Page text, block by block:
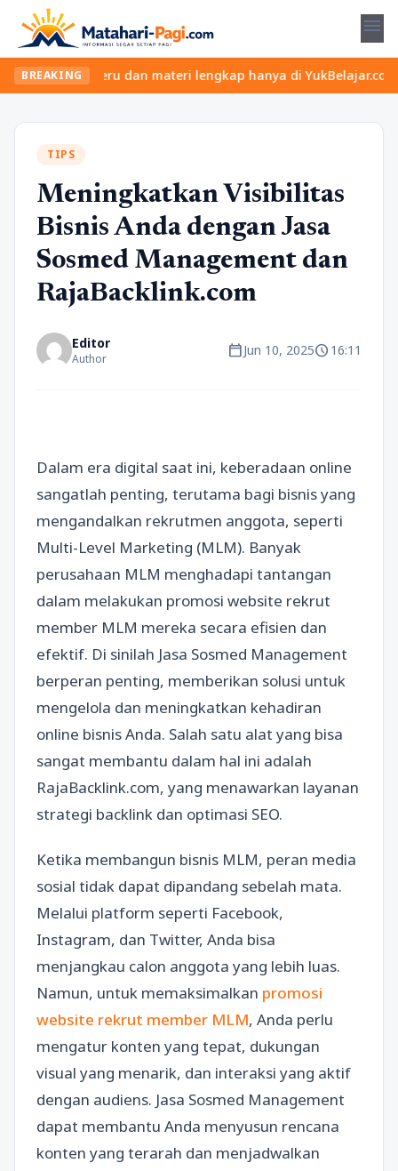
menu
BREAKING
seru dan materi lengkap hanya di YukBelajar.com.
TIPS
Meningkatkan Visibilitas
Bisnis Anda dengan Jasa
Sosmed Management dan
RajaBacklink.com
Editor
Author calendar_todayJun 10, 2025schedule16:11
Dalam era digital saat ini, keberadaan online
sangatlah penting, terutama bagi bisnis yang
mengandalkan rekrutmen anggota, seperti
Multi-Level Marketing (MLM). Banyak
perusahaan MLM menghadapi tantangan
dalam melakukan promosi website rekrut
member MLM mereka secara efisien dan
efektif. Di sinilah Jasa Sosmed Management
berperan penting, memberikan solusi untuk
mengelola dan meningkatkan kehadiran
online bisnis Anda. Salah satu alat yang bisa
sangat membantu dalam hal ini adalah
RajaBacklink.com, yang menawarkan layanan
strategi backlink dan optimasi SEO.
Ketika membangun bisnis MLM, peran media
sosial tidak dapat dipandang sebelah mata.
Melalui platform seperti Facebook,
Instagram, dan Twitter, Anda bisa
menjangkau calon anggota yang lebih luas.
Namun, untuk memaksimalkan promosi
website rekrut member MLM, Anda perlu
mengatur konten yang tepat, dukungan
visual yang menarik, dan interaksi yang aktif
dengan audiens. Jasa Sosmed Management
dapat membantu Anda menyusun rencana
konten yang terarah dan menjadwalkan